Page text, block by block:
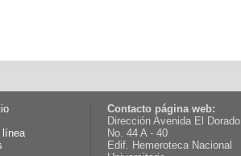
línea
Contacto página web:
Dirección Avenida El Dorado
No. 44 A - 40
Edif. Hemeroteca Nacional